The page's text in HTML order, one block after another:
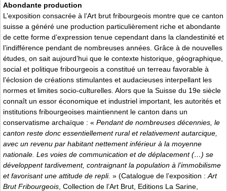
Abondante production
L’exposition consacrée à l’Art brut fribourgeois montre que ce canton
suisse a généré une production particulièrement riche et abondante
de cette forme d’expression tenue cependant dans la clandestinité et
l’indifférence pendant de nombreuses années. Grâce à de nouvelles
études, on sait aujourd’hui que le contexte historique, géographique,
social et politique fribourgeois a constitué un terreau favorable à
l’éclosion de créations stimulantes et audacieuses interpellant les
normes et limites socio-culturelles. Alors que la Suisse du 19e siècle
connaît un essor économique et industriel important, les autorités et
institutions fribourgeoises maintiennent le canton dans un
conservatisme archaïque : « Pendant de nombreuses décennies, le
canton reste donc essentiellement rural et relativement autarcique,
avec un revenu par habitant nettement inférieur à la moyenne
nationale. Les voies de communication et de déplacement (…) se
développent tardivement, contraignant la population à l’immobilisme
et favorisant une attitude de repli. » (Catalogue de l’exposition : Art
Brut Fribourgeois , Collection de l’Art Brut, Editions La Sarine,